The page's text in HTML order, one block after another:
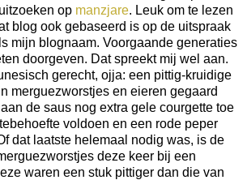
op manzjare. Leuk om te lezen
blog ook gebaseerd is op de uitspraak
mijn blognaam. Voorgaande generaties
doorgeven. Dat spreekt mij wel aan.
gerecht, ojja: een pittig-kruidige
merguezworstjes en eieren gegaard
de saus nog extra gele courgette toe
voldoen en een rode peper
dat laatste helemaal nodig was, is de
deze keer bij een
waren een stuk pittiger dan die van